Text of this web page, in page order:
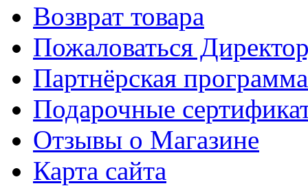
Возврат товара
Пожаловаться
Партнёрская программа
Подарочные
Отзывы о Магазине
Карта сайта